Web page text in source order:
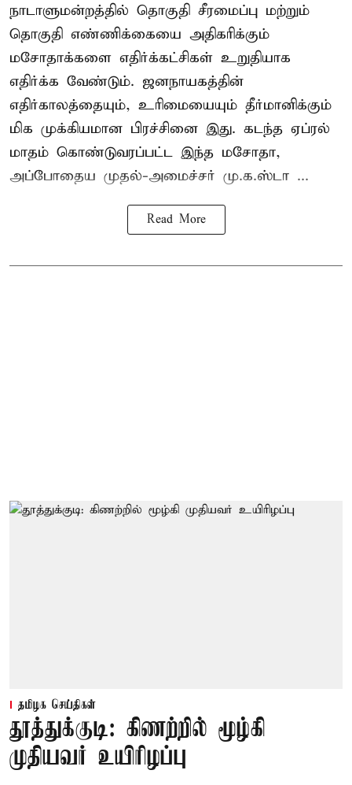
நாடாளுமன்றத்தில் தொகுதி சீரமைப்பு மற்றும்
தொகுதி எண்ணிக்கையை அதிகரிக்கும்
மசோதாக்களை எதிர்க்கட்சிகள் உறுதியாக
எதிர்க்க வேண்டும். ஜனநாயகத்தின்
எதிர்காலத்தையும், உரிமையையும் தீர்மானிக்கும்
மிக முக்கியமான பிரச்சினை இது. கடந்த ஏப்ரல்
மாதம் கொண்டுவரப்பட்ட இந்த மசோதா,
அப்போதைய முதல்-அமைச்சர் மு.க.ஸ்டா ...
Read More
தமிழக செய்திகள்
தூத்துக்குடி: கிணற்றில் மூழ்கி
முதியவர் உயிரிழப்பு